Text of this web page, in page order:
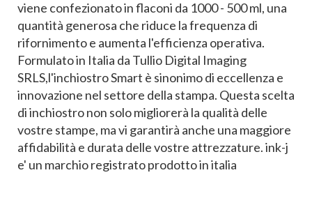
viene confezionato in flaconi da 1000 - 500 ml, una
quantità generosa che riduce la frequenza di
rifornimento e aumenta l'efficienza operativa.
Formulato in Italia da Tullio Digital Imaging
SRLS,l'inchiostro Smart è sinonimo di eccellenza e
innovazione nel settore della stampa. Questa scelta
di inchiostro non solo migliorerà la qualità delle
vostre stampe, ma vi garantirà anche una maggiore
affidabilità e durata delle vostre attrezzature. ink-j
e' un marchio registrato prodotto in italia